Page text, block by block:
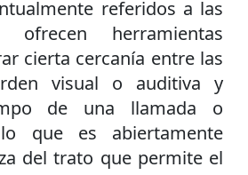
referidos a las
ofrecen herramientas
cierta cercanía entre las
visual o auditiva y
de una llamada o
lo que es abiertamente
del trato que permite el